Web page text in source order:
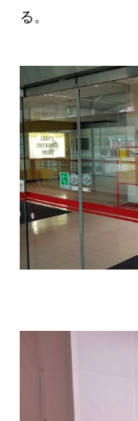
る。